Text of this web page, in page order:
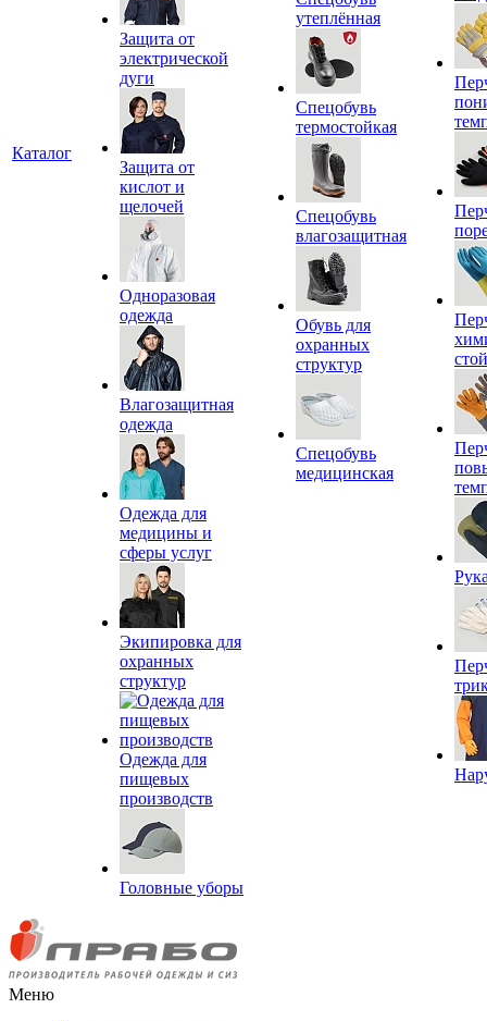
Каталог
Защита от
электрической
дуги
Защита от
кислот и
щелочей
Одноразовая
одежда
Влагозащитная
одежда
Одежда для
медицины и
сферы услуг
Экипировка для
охранных
структур
Одежда для
пищевых
производств
Головные уборы
утеплённая
Спецобувь
термостойкая
Спецобувь
влагозащитная
Обувь для
охранных
структур
Спецобувь
медицинская
Меню